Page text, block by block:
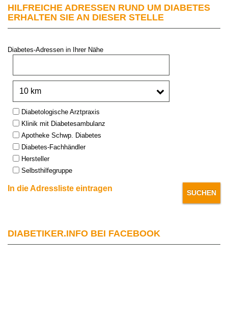
HILFREICHE ADRESSEN RUND UM DIABETES
ERHALTEN SIE AN DIESER STELLE
Diabetes-Adressen in Ihrer Nähe
Type:Diabetologische Arztpraxis
Klinik mit Diabetesambulanz
Apotheke Schwp. Diabetes
Diabetes-Fachhändler
Hersteller
Selbsthilfegruppe
In die Adressliste eintragen
DIABETIKER.INFO BEI FACEBOOK